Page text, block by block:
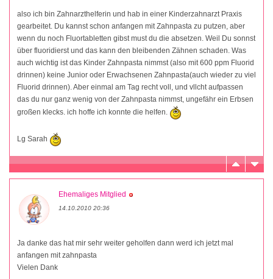
also ich bin Zahnarzthelferin und hab in einer Kinderzahnarzt Praxis
gearbeitet. Du kannst schon anfangen mit Zahnpasta zu putzen, aber
wenn du noch Fluortabletten gibst must du die absetzen. Weil Du sonnst
über fluoridierst und das kann den bleibenden Zähnen schaden. Was
auch wichtig ist das Kinder Zahnpasta nimmst (also mit 600 ppm Fluorid
drinnen) keine Junior oder Erwachsenen Zahnpasta(auch wieder zu viel
Fluorid drinnen). Aber einmal am Tag recht voll, und vllcht aufpassen
das du nur ganz wenig von der Zahnpasta nimmst, ungefähr ein Erbsen
großen klecks. ich hoffe ich konnte die helfen.
Lg Sarah
Ehemaliges Mitglied
14.10.2010 20:36
Ja danke das hat mir sehr weiter geholfen dann werd ich jetzt mal
anfangen mit zahnpasta
Vielen Dank